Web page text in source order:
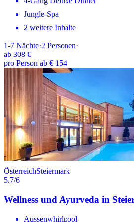
Jungle-Spa
2 weitere Inhalte
1-7 Nächte·2 Personen·
ab 308 €
pro Person ab € 154
ÖsterreichSteiermark
5.7/6
Wellness und Ayurveda in
Aussenwhirlpool